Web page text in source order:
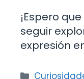
¡Espero
seguir
expresión
Categorías